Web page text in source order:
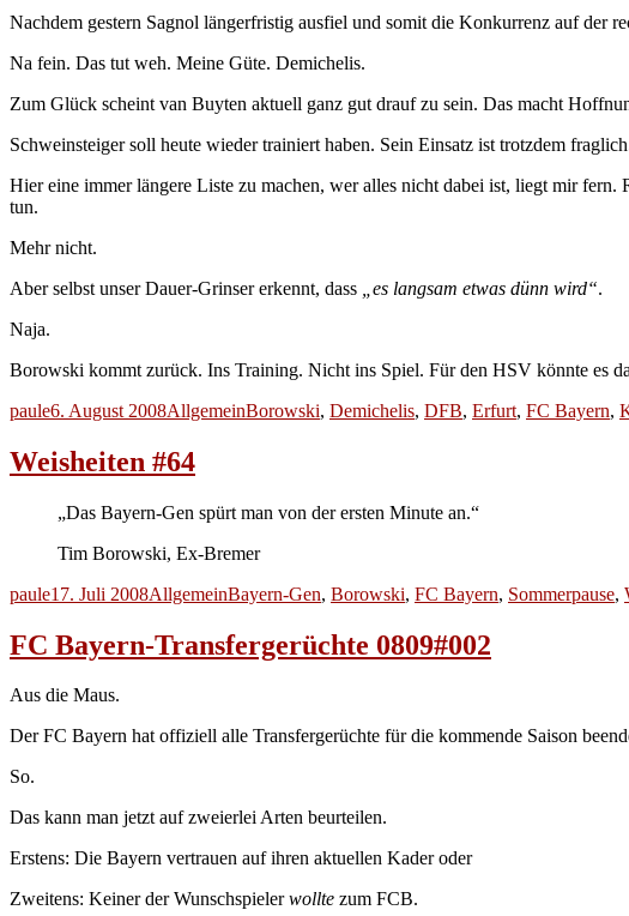
Nachdem gestern Sagnol längerfristig ausfiel und somit die Konkurrenz auf der
Na fein. Das tut weh. Meine Güte. Demichelis.
Zum Glück scheint van Buyten aktuell ganz gut drauf zu sein. Das macht
Schweinsteiger soll heute wieder trainiert haben. Sein Einsatz ist trotzdem
Hier eine immer längere Liste zu machen, wer alles nicht dabei ist, liegt mir
tun.
Mehr nicht.
Aber selbst unser Dauer-Grinser erkennt, dass
„es langsam etwas dünn wird“.
Naja.
Borowski kommt zurück. Ins Training. Nicht ins Spiel. Für den HSV könnte es
Autor
pauleVeröffentlicht
6. August 2008Kategorien
AllgemeinSchlagwörter
Borowski, Demichelis, DFB, Erfurt, FC Bayern,
Weisheiten #64
„Das Bayern-Gen spürt man von der ersten Minute an.“
Tim Borowski, Ex-Bremer
Autor
pauleVeröffentlicht
17. Juli 2008Kategorien
AllgemeinSchlagwörter
Bayern-Gen, Borowski, FC Bayern, Sommerpause,
FC Bayern-Transfergerüchte 0809#002
Aus die Maus.
Der FC Bayern hat offiziell alle Transfergerüchte für die kommende Saison
So.
Das kann man jetzt auf zweierlei Arten beurteilen.
Erstens: Die Bayern vertrauen auf ihren aktuellen Kader oder
Zweitens: Keiner der Wunschspielerwollte zum FCB.